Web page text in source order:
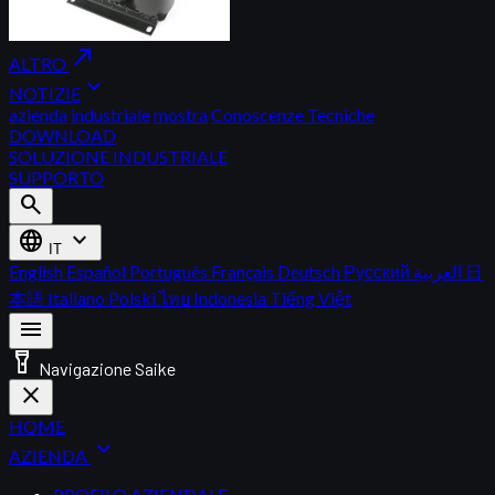
ALTRO north_east
NOTIZIE expand_more
azienda industrialemostraConoscenze Tecniche
DOWNLOAD
SOLUZIONE INDUSTRIALE
SUPPORTO
search
language
IT expand_more
English Español Português Français Deutsch Русский
日
本語 Italiano Polskiไทย Indonesia Tiếng Việt
menu
flashlight_on Navigazione Saike
close
HOME
AZIENDA expand_more